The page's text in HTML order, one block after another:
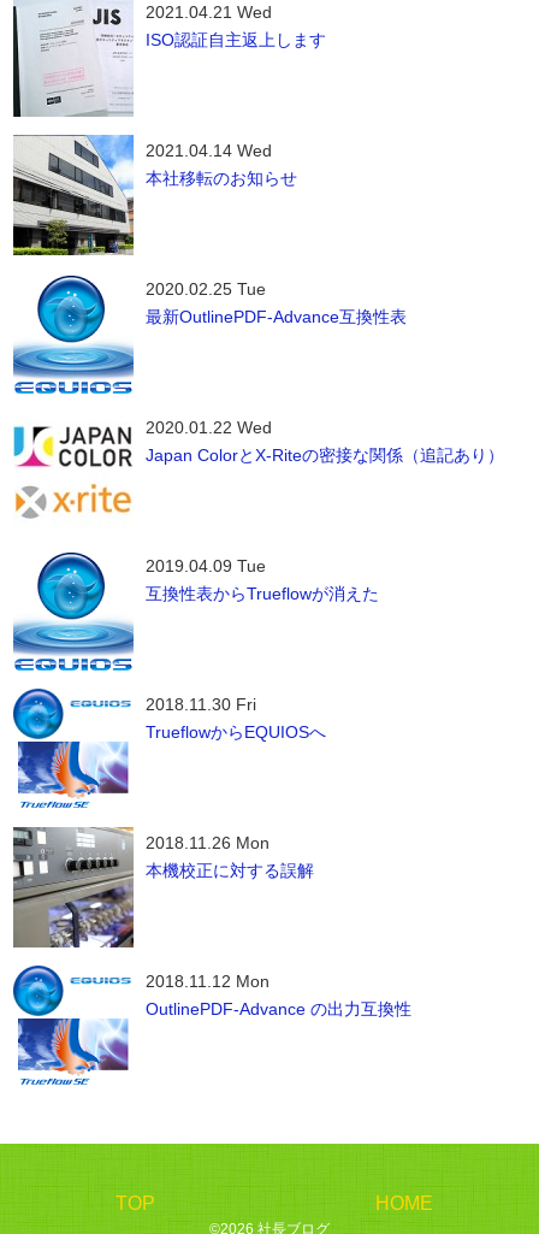
2021.04.21 Wed
ISO認証自主返上します
2021.04.14 Wed
本社移転のお知らせ
2020.02.25 Tue
最新OutlinePDF-Advance互換性表
2020.01.22 Wed
Japan ColorとX-Riteの密接な関係（追記あり）
2019.04.09 Tue
互換性表からTrueflowが消えた
2018.11.30 Fri
TrueflowからEQUIOSへ
2018.11.26 Mon
本機校正に対する誤解
2018.11.12 Mon
OutlinePDF-Advance の出力互換性
TOP HOME
©2026 社長ブログ